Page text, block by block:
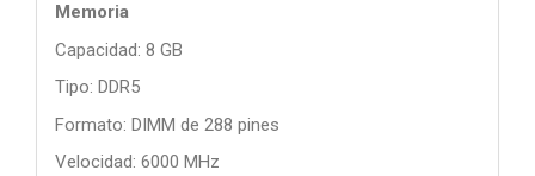
Memoria
Capacidad: 8 GB
Tipo: DDR5
Formato: DIMM de 288 pines
Velocidad: 6000 MHz